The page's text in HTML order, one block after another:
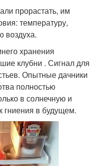
прорастать, им
температуру,
воздуха.
хранения
клубни . Сигнал для
Опытные дачники
полностью
в солнечную и
гниения в будущем.